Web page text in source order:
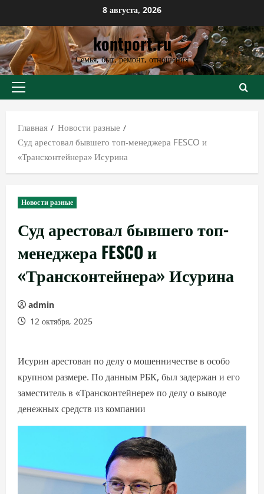
к
содержимому
8 августа, 2026
kontport.ru
Семья, быт, ремонт, отношения
Основное
Главная
Новости разные
Суд арестовал бывшего топ-менеджера FESCO и
«Трансконтейнера» Исурина
Новости разные
Суд арестовал бывшего топ-
менеджера FESCO и
«Трансконтейнера» Исурина
admin
12 октября, 2025
Исурин арестован по делу о мошенничестве в особо
крупном размере. По данным РБК, был задержан и его
заместитель в «Трансконтейнере» по делу о выводе
денежных средств из компании